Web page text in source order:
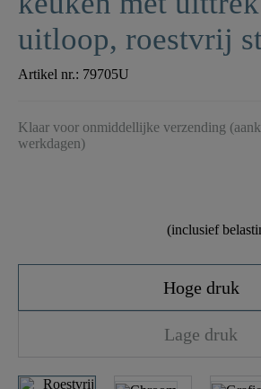
uitloop, roestvrij
Artikel nr.: 79705U
Klaar voor onmiddellijke verzending
werkdagen)
(inclusief
Hoge druk
Lage druk